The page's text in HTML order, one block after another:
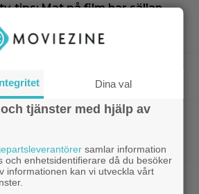
tips: Mat på film har sällan
Pixar-filmen som nominerades
kvinna stjäl fokus
på Viaplay: Ethan Hawke
förvandling – blev 1.52 cm
spelet genom tiderna”
Dina val
tjänster med hjälp av
samlar information
och enhetsidentifierare då du besöker
informationen kan vi utveckla vårt